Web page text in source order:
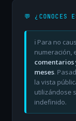
💬 ¿CONOCES
ℹ️ Para no
numeración,
comentarios
meses.
la vista
utilizándose
indefinido.